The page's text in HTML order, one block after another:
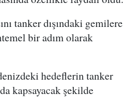
tanker dışındaki gemilere
bir adım olarak
hedeflerin tanker
kapsayacak şekilde